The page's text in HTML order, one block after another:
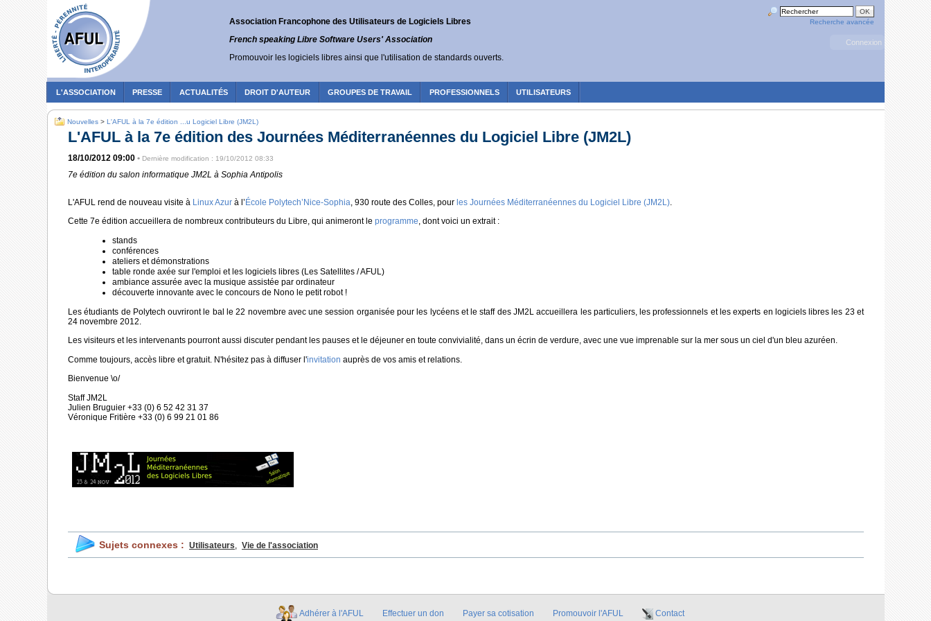
Association Francophone des Utilisateurs de Logiciels Libres
French speaking Libre Software Users' Association
Promouvoir les logiciels libres ainsi que l'utilisation de standards ouverts.
Recherche avancée
Connexion
L'ASSOCIATION PRESSE ACTUALITÉS DROIT D'AUTEUR GROUPES DE TRAVAIL PROFESSIONNELS UTILISATEURS
Nouvelles > L'AFUL à la 7e édition ...u Logiciel Libre (JM2L)
L'AFUL à la 7e édition des Journées Méditerranéennes du Logiciel Libre (JM2L)
18/10/2012 09:00 • Dernière modification : 19/10/2012 08:33
7e édition du salon informatique JM2L à Sophia Antipolis
L'AFUL rend de nouveau visite à Linux Azur à l’École Polytech’Nice-Sophia , 930 route des Colles, pour les Journées Méditerranéennes du Logiciel Libre (JM2L)
Cette 7e édition accueillera de nombreux contributeurs du Libre, qui animeront le programme, dont voici un extrait :
stands
conférences
ateliers et démonstrations
table ronde axée sur l'emploi et les logiciels libres (Les Satellites / AFUL)
ambiance assurée avec la musique assistée par ordinateur
découverte innovante avec le concours de Nono le petit robot !
Les étudiants de Polytech ouvriront le bal le 22 novembre avec une session organisée pour les lycéens et le staff des JM2L accueillera les particuliers, les professionnels et les experts en logiciels libres les 23 et
24 novembre 2012.
Les visiteurs et les intervenants pourront aussi discuter pendant les pauses et le déjeuner en toute convivialité, dans un écrin de verdure, avec une vue imprenable sur la mer sous un ciel d'un bleu azuréen.
Comme toujours, accès libre et gratuit. N'hésitez pas à diffuser l'invitation auprès de vos amis et relations.
Bienvenue \o/
Staff JM2L
Julien Bruguier +33 (0) 6 52 42 31 37
Véronique Fritière +33 (0) 6 99 21 01 86
Sujets connexes : Utilisateurs, Vie de l'association
Adhérer à l'AFUL Effectuer un don Payer sa cotisation Promouvoir l'AFUL Contact